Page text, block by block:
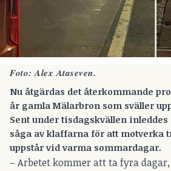
Foto: Alex Ataseven.
Nu åtgärdas det återkommande
år gamla Mälarbron som sväller
Sent under tisdagskvällen
såga av klaffarna för att motverka
uppstår vid varma sommardagar.
– Arbetet kommer att ta fyra